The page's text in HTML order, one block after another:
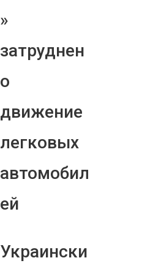
»
затруднен
о
движение
легковых
автомобил
ей
Украински